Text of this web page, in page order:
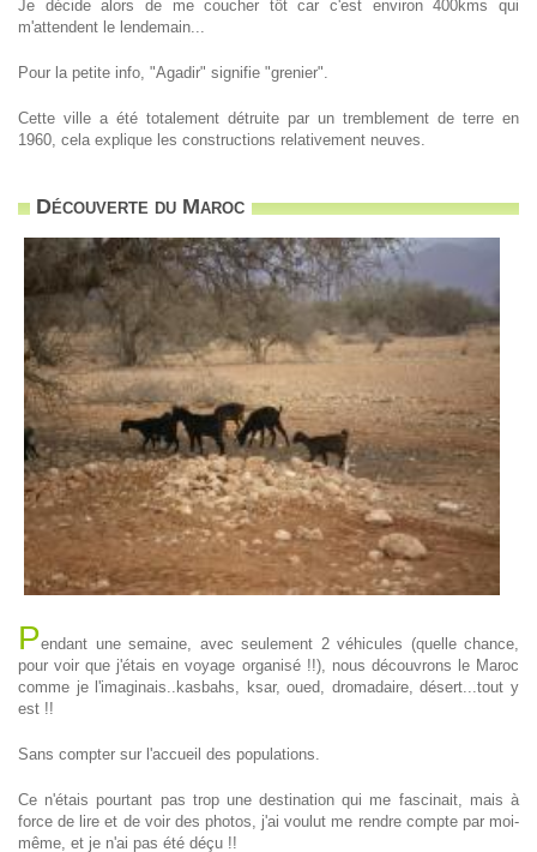
Je décide alors de me coucher tôt car c'est environ 400kms qui
m'attendent le lendemain...
Pour la petite info, "Agadir" signifie "grenier".
Cette ville a été totalement détruite par un tremblement de terre en
1960, cela explique les constructions relativement neuves.
Découverte du Maroc
Pendant une semaine, avec seulement 2 véhicules (quelle chance,
pour voir que j'étais en voyage organisé !!), nous découvrons le Maroc
comme je l'imaginais..kasbahs, ksar, oued, dromadaire, désert...tout y
est !!
Sans compter sur l'accueil des populations.
Ce n'étais pourtant pas trop une destination qui me fascinait, mais à
force de lire et de voir des photos, j'ai voulut me rendre compte par moi-
même, et je n'ai pas été déçu !!